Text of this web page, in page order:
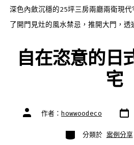
深色內斂沉穩的25坪三房兩廳兩衛現
了開門見灶的風水禁忌，推開大門，
自在恣意的日
宅
文
章 作者： howwoodeco 發
表
分
類 分類於 案例分享